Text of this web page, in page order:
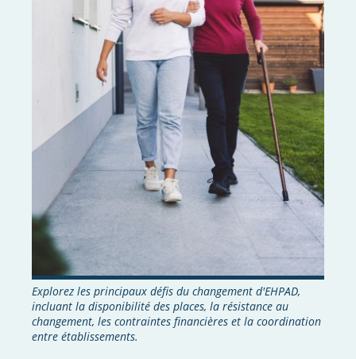
Explorez les principaux défis du changement d'EHPAD,
incluant la disponibilité des places, la résistance au
changement, les contraintes financières et la coordination
entre établissements.